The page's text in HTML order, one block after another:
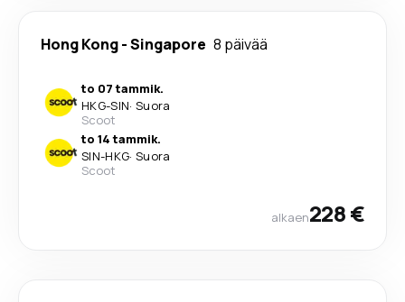
Hong Kong-Singapore 8 päivää
to 07 tammik.
HKG-SIN· Suora
Scoot
to 14 tammik.
SIN-HKG· Suora
Scoot
alkaen228 €